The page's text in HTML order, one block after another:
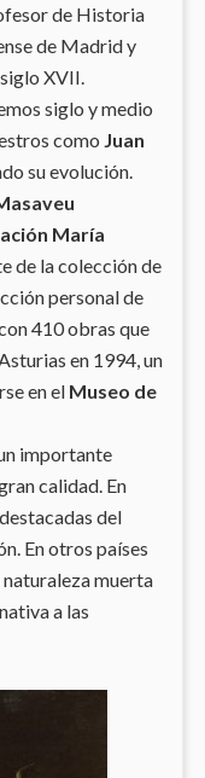
de Historia
de Madrid y
XVII.
siglo y medio
como Juan
su evolución.
María
de la colección de
personal de
410 obras que
en 1994, un
en el Museo de
importante
calidad. En
del
En otros países
muerta
a las